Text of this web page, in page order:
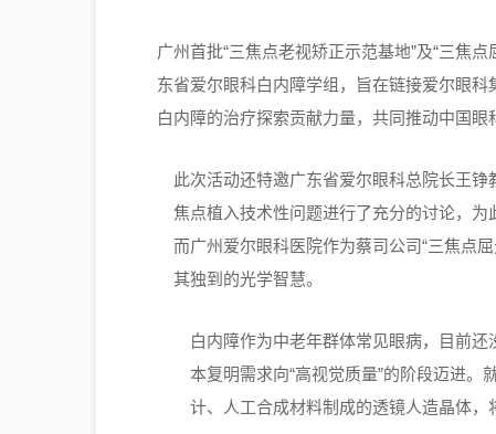
广州首批“三焦点老视矫正示范基地”及“三焦
东省爱尔眼科白内障学组，旨在链接爱尔眼
白内障的治疗探索贡献力量，共同推动中国眼
此次活动还特邀广东省爱尔眼科总院长王
焦点植入技术性问题进行了充分的讨论，
而广州爱尔眼科医院作为蔡司公司“三焦点
其独到的光学智慧。
白内障作为中老年群体常见眼病，目前
本复明需求向“高视觉质量”的阶段迈进。
计、人工合成材料制成的透镜人造晶体